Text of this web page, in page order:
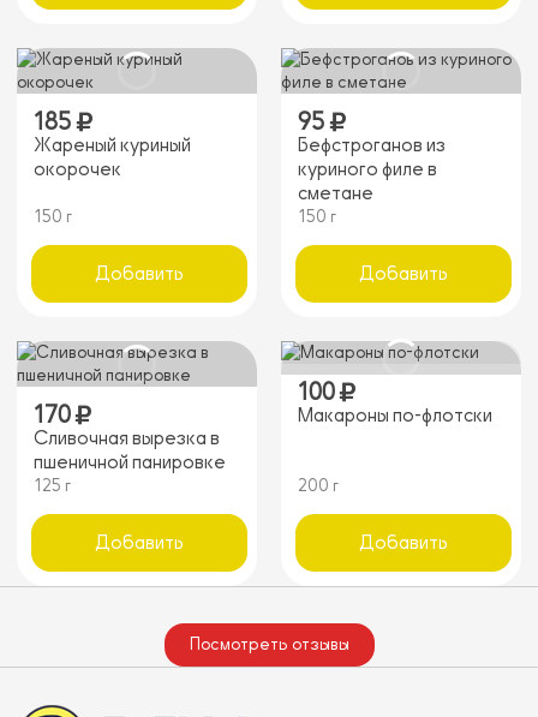
185
Жареный куриный
окорочек
150 г
Добавить
95
Бефстроганов из
куриного филе в
сметане
150 г
Добавить
170
Сливочная вырезка в
пшеничной панировке
125 г
Добавить
100
Макароны по-флотски
200 г
Добавить
Посмотреть отзывы